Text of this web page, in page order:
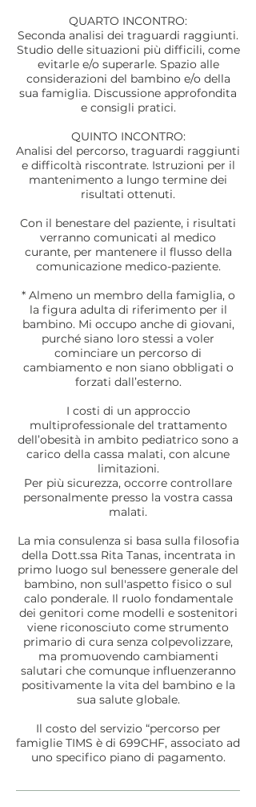
QUARTO INCONTRO:
Seconda analisi dei traguardi raggiunti.
Studio delle situazioni più difficili, come
evitarle e/o superarle. Spazio alle
considerazioni del bambino e/o della
sua famiglia. Discussione approfondita
e consigli pratici.
QUINTO INCONTRO:
Analisi del percorso, traguardi raggiunti
e difficoltà riscontrate. Istruzioni per il
mantenimento a lungo termine dei
risultati ottenuti.
Con il benestare del paziente, i risultati
verranno comunicati al medico
curante, per mantenere il flusso della
comunicazione medico-paziente.
​* Almeno un membro della famiglia, o
la figura adulta di riferimento per il
bambino. Mi occupo anche di giovani,
purché siano loro stessi a voler
cominciare un percorso di
cambiamento e non siano obbligati o
forzati dall’esterno.
I costi di un approccio
multiprofessionale del trattamento
dell’obesità in ambito pediatrico sono a
carico della cassa malati, con alcune
limitazioni.
Per più sicurezza, occorre controllare
personalmente presso la vostra cassa
malati.
La mia consulenza si basa sulla filosofia
della Dott.ssa Rita Tanas, incentrata in
primo luogo sul benessere generale del
bambino, non sull'aspetto fisico o sul
calo ponderale. Il ruolo fondamentale
dei genitori come modelli e sostenitori
viene riconosciuto come strumento
primario di cura senza colpevolizzare,
ma promuovendo cambiamenti
salutari che comunque influenzeranno
positivamente la vita del bambino e la
sua salute globale.
Il costo del servizio “percorso per
famiglie TIMS è di 699CHF, associato ad
uno specifico piano di pagamento.